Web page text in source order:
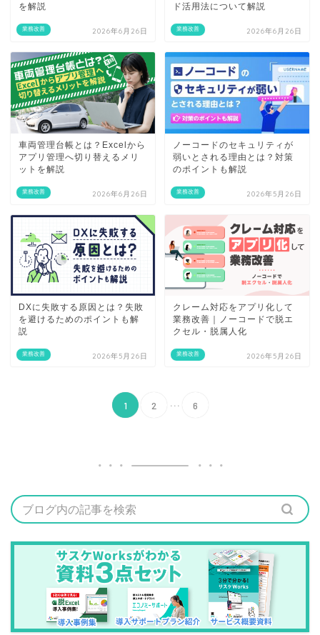
業務改善
を解説
2026年6月26日 業務改善
ド活用法について解説
2026年6月26日
業務改善
車両管理台帳とは？Excelから
アプリ管理へ切り替えるメリ
ットを解説
2026年6月26日 業務改善
ノーコードのセキュリティが
弱いとされる理由とは？対策
のポイントも解説
2026年5月26日
業務改善
DXに失敗する原因とは？失敗
を避けるためのポイントも解
説
2026年5月26日 業務改善
クレーム対応をアプリ化して
業務改善｜ノーコードで脱エ
クセル・脱属人化
2026年5月26日
1 2 ... 6